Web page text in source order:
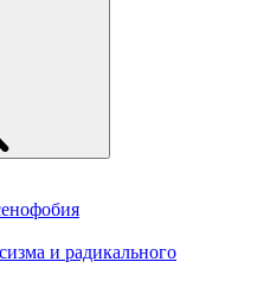
и радикального